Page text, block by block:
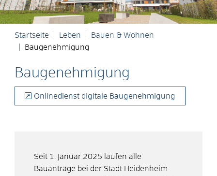
Startseite Leben
Bauen & Wohnen
Baugenehmigung
Baugenehmigung
Onlinedienst digitale Baugenehmigung
Seit 1. Januar 2025 laufen alle
Bauanträge bei der Stadt Heidenheim